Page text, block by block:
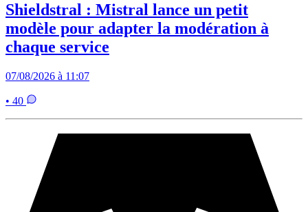
Shieldstral : Mistral lance un petit
modèle pour adapter la modération à
chaque service
07/08/2026 à 11:07
• 40